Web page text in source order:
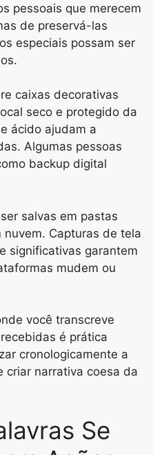
pessoais que merecem
de preservá-las
especiais possam ser
caixas decorativas
seco e protegido da
ácido ajudam a
Algumas pessoas
backup digital
salvas em pastas
Capturas de tela
significativas garantem
mudem ou
você transcreve
é prática
cronologicamente a
criar narrativa coesa da
Se